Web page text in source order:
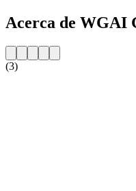
Acerca de WGAI
(3)